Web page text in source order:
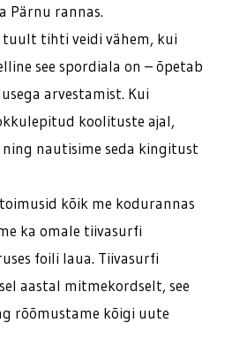
Pärnu rannas.
tihti veidi vähem, kui
see spordiala on – õpetab
arvestamist. Kui
koolituste ajal,
ning nautisime seda kingitust
kõik me kodurannas
ka omale tiivasurfi
foili laua. Tiivasurfi
aastal mitmekordselt, see
rõõmustame kõigi uute